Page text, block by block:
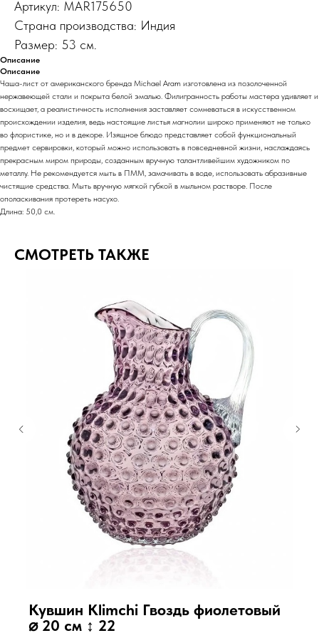
Артикул: MAR175650
Страна производства: Индия
Размер: 53 см.
Описание
Описание
Чаша-лист от американского бренда Michael Aram изготовлена из позолоченной
нержавеющей стали и покрыта белой эмалью. Филигранность работы мастера удивляет и
восхищает, а реалистичность исполнения заставляет сомневаться в искусственном
происхождении изделия, ведь настоящие листья магнолии широко применяют не только
во флористике, но и в декоре. Изящное блюдо представляет собой функциональный
предмет сервировки, который можно использовать в повседневной жизни, наслаждаясь
прекрасным миром природы, созданным вручную талантливейшим художником по
металлу. Не рекомендуется мыть в ПММ, замачивать в воде, использовать абразивные
чистящие средства. Мыть вручную мягкой губкой в мыльном растворе. После
ополаскивания протереть насухо.
Длина: 50,0 см.
СМОТРЕТЬ ТАКЖЕ
Кувшин Klimchi Гвоздь фиолетовый
⌀ 20 см ↕ 22